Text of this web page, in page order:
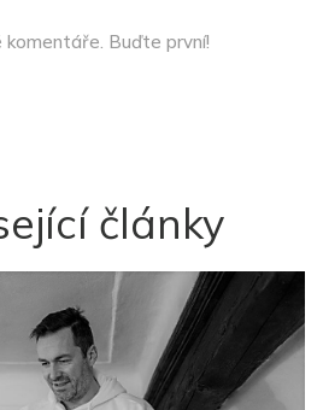
komentáře. Buďte první!
články